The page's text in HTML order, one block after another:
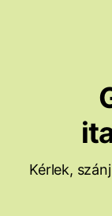
Kérlek,